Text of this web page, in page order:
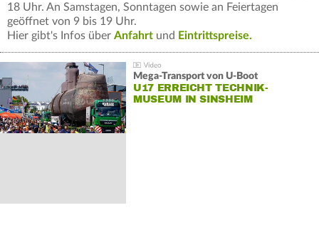
18 Uhr. An Samstagen, Sonntagen sowie an Feiertagen
geöffnet von 9 bis 19 Uhr.
Hier gibt's Infos über Anfahrt und Eintrittspreise.
Mega-Transport von U-Boot
U17 ERREICHT TECHNIK-
MUSEUM IN SINSHEIM